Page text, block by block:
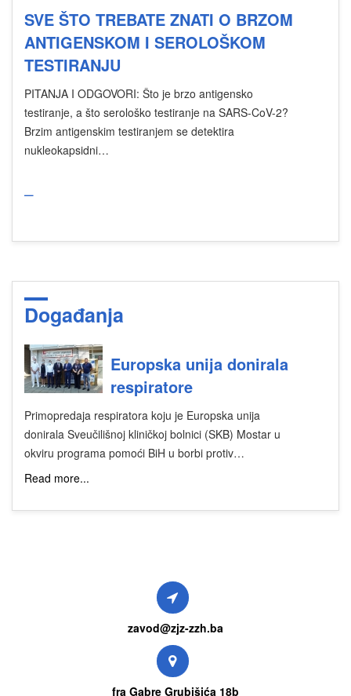
SVE ŠTO TREBATE ZNATI O BRZOM
ANTIGENSKOM I SEROLOŠKOM
TESTIRANJU
PITANJA I ODGOVORI: Što je brzo antigensko
testiranje, a što serološko testiranje na SARS-CoV-2?
Brzim antigenskim testiranjem se detektira
nukleokapsidni…
Događanja
Europska unija donirala
respiratore
Primopredaja respiratora koju je Europska unija
donirala Sveučilišnoj kliničkoj bolnici (SKB) Mostar u
okviru programa pomoći BiH u borbi protiv…
Read more...
zavod@zjz-zzh.ba
fra Gabre Grubišića 18b